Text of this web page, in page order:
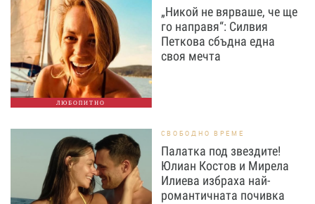
ЛЮБОПИТНО
„Никой не вярваше, че ще
го направя“: Силвия
Петкова сбъдна една
своя мечта
СВОБОДНО ВРЕМЕ
Палатка под звездите!
Юлиан Костов и Мирела
Илиева избраха най-
романтичната почивка